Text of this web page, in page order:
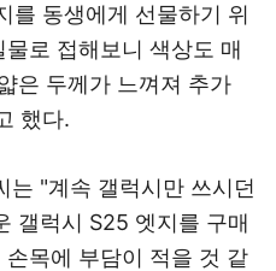
를 동생에게 선물하기 위
로 접해보니 색상도 매
은 두께가 느껴져 추가
했다.
는 "계속 갤럭시만 쓰시던
갤럭시 S25 엣지를 구매
목에 부담이 적을 것 같